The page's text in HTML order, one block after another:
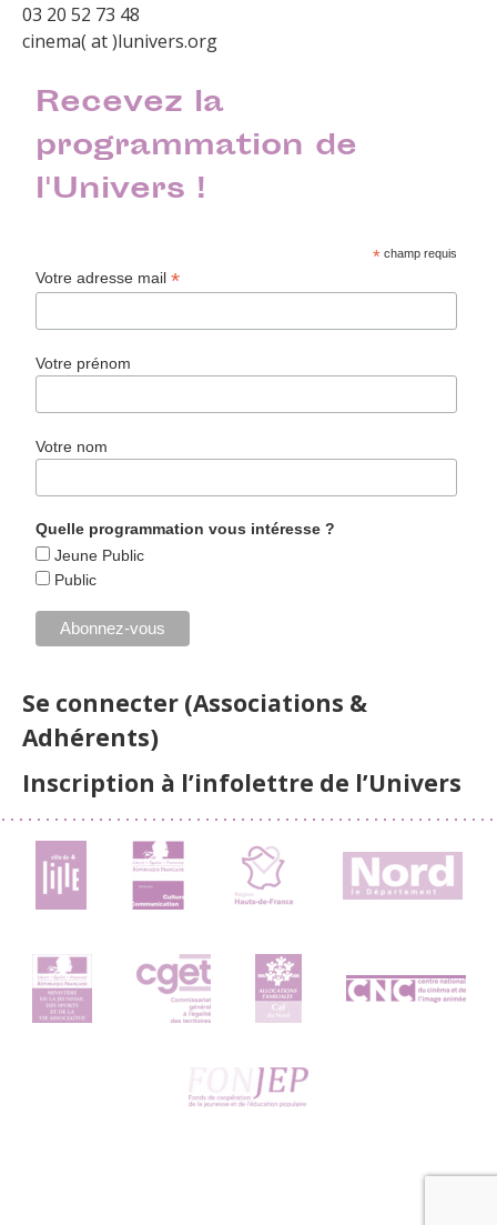
03 20 52 73 48
cinema( at )lunivers.org
Recevez la
programmation de
l'Univers !
* champ requis
Votre adresse mail*
Votre prénom
Votre nom
Quelle programmation vous intéresse ?
Jeune Public
Public
Se connecter (Associations &
Adhérents)
Inscription à l’infolettre de l’Univers